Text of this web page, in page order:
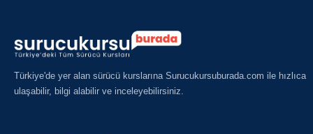
Türkiye'de yer alan sürücü kurslarına Surucukursuburada.com ile hızlıca
ulaşabilir, bilgi alabilir ve inceleyebilirsiniz.